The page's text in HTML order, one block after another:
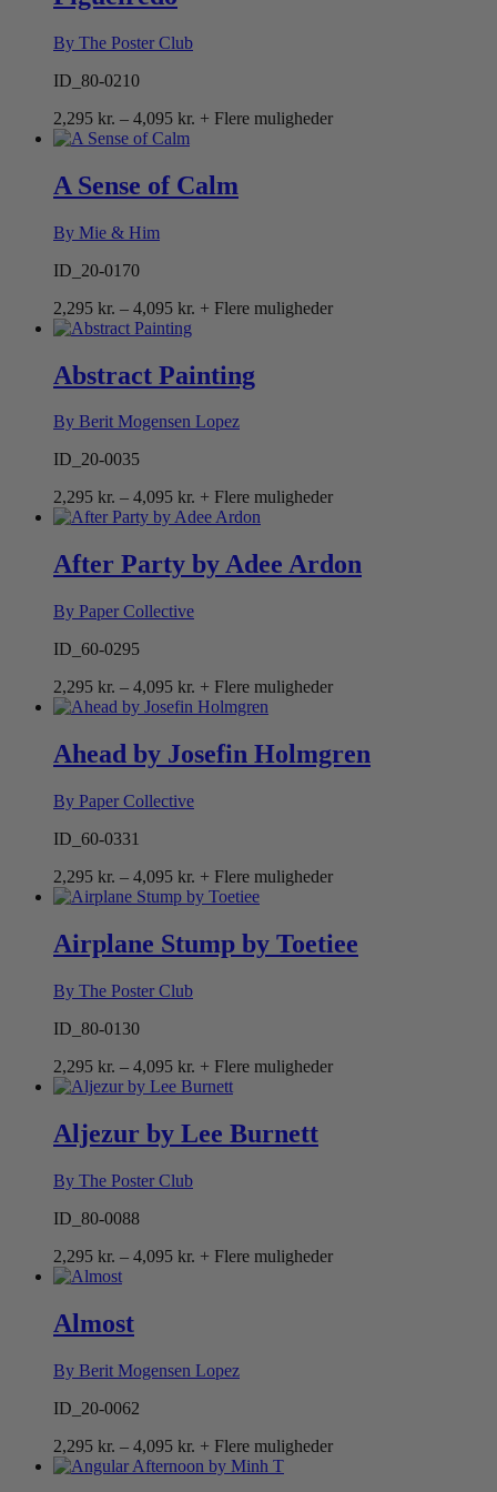
By The Poster Club
ID_80-0210
2,295 kr. – 4,095 kr. Prisinterval:
4,095 kr.
+ Flere muligheder
A Sense of Calm
By Mie & Him
ID_20-0170
2,295 kr. – 4,095 kr. Prisinterval:
4,095 kr.
+ Flere muligheder
Abstract Painting
By Berit Mogensen Lopez
ID_20-0035
2,295 kr. – 4,095 kr. Prisinterval:
2,295 kr.
4,095 kr.
+ Flere muligheder
After Party by Adee Ardon
By Paper Collective
ID_60-0295
2,295 kr. – 4,095 kr. Prisinterval:
2,295 kr.
4,095 kr.
+ Flere muligheder
Ahead by Josefin Holmgren
By Paper Collective
ID_60-0331
2,295 kr. – 4,095 kr. Prisinterval:
2,295 kr.
4,095 kr.
+ Flere muligheder
Airplane Stump by Toetiee
By The Poster Club
ID_80-0130
2,295 kr. – 4,095 kr. Prisinterval:
2,295 kr.
4,095 kr.
+ Flere muligheder
Aljezur by Lee Burnett
By The Poster Club
ID_80-0088
2,295 kr. – 4,095 kr. Prisinterval:
+ Flere muligheder
Almost
By Berit Mogensen Lopez
ID_20-0062
2,295 kr. – 4,095 kr. Prisinterval:
2,295 kr.
+ Flere muligheder